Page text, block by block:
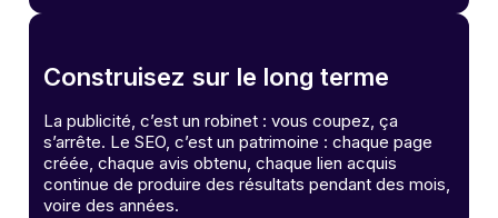
Construisez sur le long terme
La publicité, c’est un robinet : vous coupez, ça
s’arrête. Le SEO, c’est un patrimoine : chaque page
créée, chaque avis obtenu, chaque lien acquis
continue de produire des résultats pendant des mois,
voire des années.